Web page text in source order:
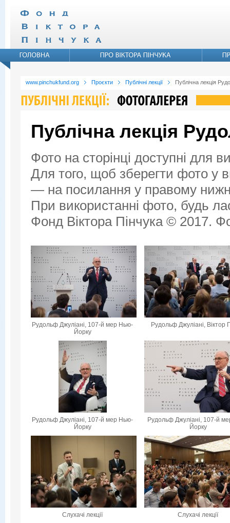
www.pinchukfund.org Проєкти Публічні лекції Публічна лекція
Публічна лекція
Фото на сторінці доступні для
Для того, щоб зберегти фото у
— на посилання у правому
При використанні фото, будь
Фонд Віктора Пінчука © 2017.
Рудольф Джуліані, 107-й мер Нью-
Йорку
Рудольф Джуліані, Віктор
Рудольф Джуліані, 107-й мер Нью-
Йорку
Рудольф Джуліані, 107-й
Йорку
Слухачі лекції Слухачі лекції